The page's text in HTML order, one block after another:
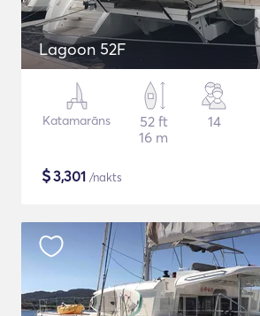
Lagoon 52F
Katamarāns
52 ft
16 m
14
$3,301 /nakts